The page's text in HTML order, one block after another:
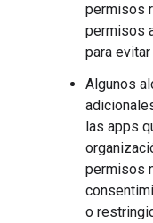
permisos
permisos
para
Algunos
las apps
permisos
o